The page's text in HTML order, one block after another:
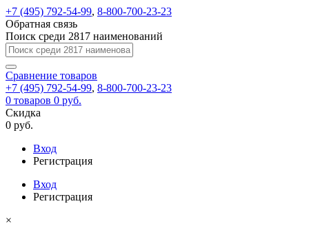
+7 (495) 792-54-99, 8-800-700-23-23
Обратная связь
Поиск среди 2817 наименований
Сравнение товаров
+7 (495) 792-54-99, 8-800-700-23-23
0 товаров 0 руб.
Скидка
0 руб.
Вход
Регистрация
Вход
Регистрация
×